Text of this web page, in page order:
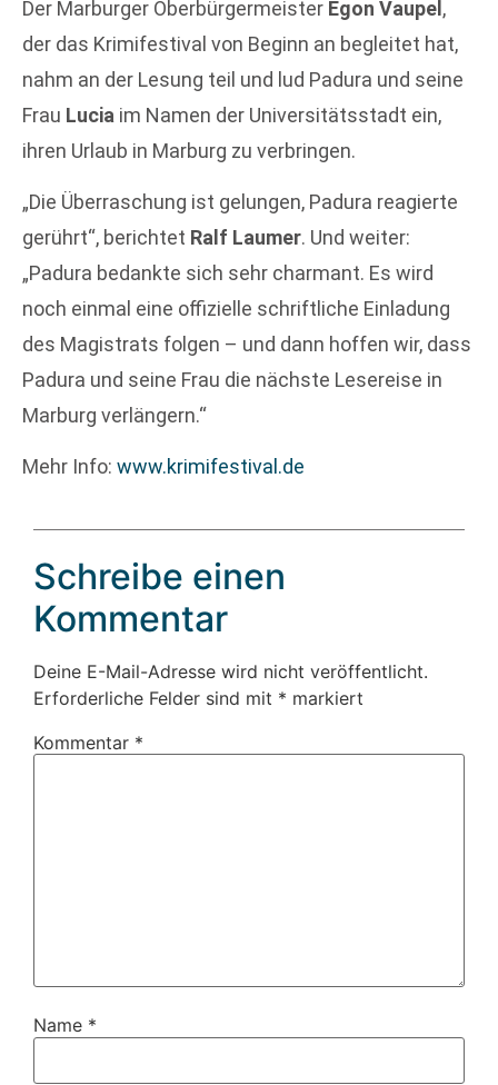
Der Marburger Oberbürgermeister Egon Vaupel,
der das Krimifestival von Beginn an begleitet hat,
nahm an der Lesung teil und lud Padura und seine
Frau Lucia im Namen der Universitätsstadt ein,
ihren Urlaub in Marburg zu verbringen.
„Die Überraschung ist gelungen, Padura reagierte
gerührt“, berichtet Ralf Laumer. Und weiter:
„Padura bedankte sich sehr charmant. Es wird
noch einmal eine offizielle schriftliche Einladung
des Magistrats folgen – und dann hoffen wir, dass
Padura und seine Frau die nächste Lesereise in
Marburg verlängern.“
Mehr Info: www.krimifestival.de
Schreibe einen
Kommentar
Deine E-Mail-Adresse wird nicht veröffentlicht.
Erforderliche Felder sind mit * markiert
Kommentar *
Name *